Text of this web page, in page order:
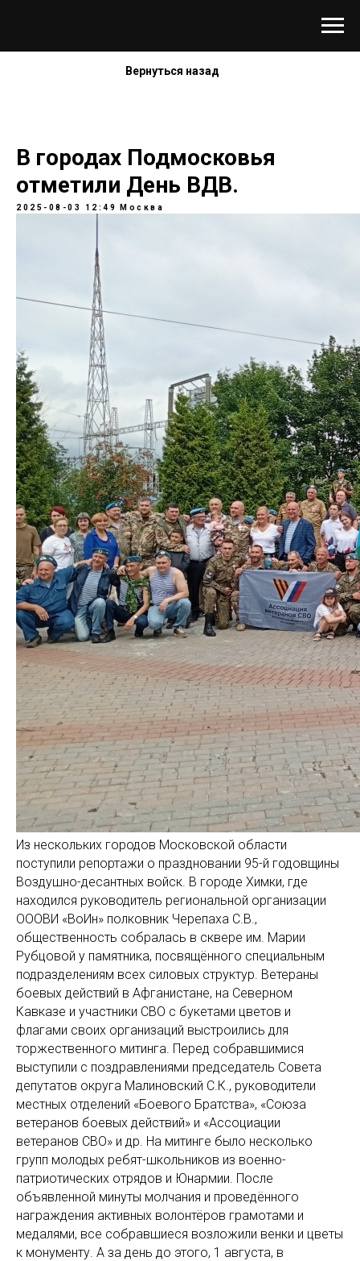
Вернуться назад
В городах Подмосковья
отметили День ВДВ.
2025-08-03 12:49 Москва
Из нескольких городов Московской области
поступили репортажи о праздновании 95-й годовщины
Воздушно-десантных войск. В городе Химки, где
находился руководитель региональной организации
ОООВИ «ВоИн» полковник Черепаха С.В.,
общественность собралась в сквере им. Марии
Рубцовой у памятника, посвящённого специальным
подразделениям всех силовых структур. Ветераны
боевых действий в Афганистане, на Северном
Кавказе и участники СВО с букетами цветов и
флагами своих организаций выстроились для
торжественного митинга. Перед собравшимися
выступили с поздравлениями председатель Совета
депутатов округа Малиновский С.К., руководители
местных отделений «Боевого Братства», «Союза
ветеранов боевых действий» и «Ассоциации
ветеранов СВО» и др. На митинге было несколько
групп молодых ребят-школьников из военно-
патриотических отрядов и Юнармии. После
объявленной минуты молчания и проведённого
награждения активных волонтёров грамотами и
медалями, все собравшиеся возложили венки и цветы
к монументу. А за день до этого, 1 августа, в